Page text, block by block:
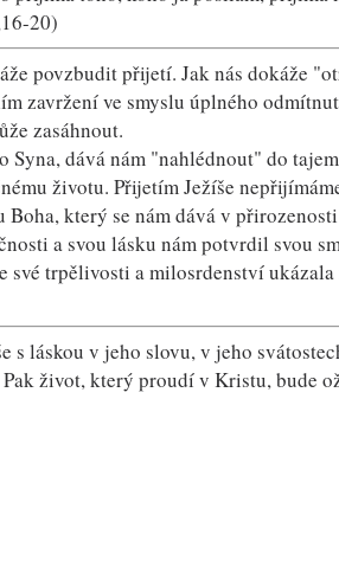
20)
povzbudit přijetí. Jak nás dokáže
zavržení ve smyslu úplného
zasáhnout.
Syna, dává nám "nahlédnout" do
životu. Přijetím Ježíše
Boha, který se nám dává v
a svou lásku nám potvrdil svou
své trpělivosti a milosrdenství
s láskou v jeho slovu, v jeho
život, který proudí v Kristu, bude